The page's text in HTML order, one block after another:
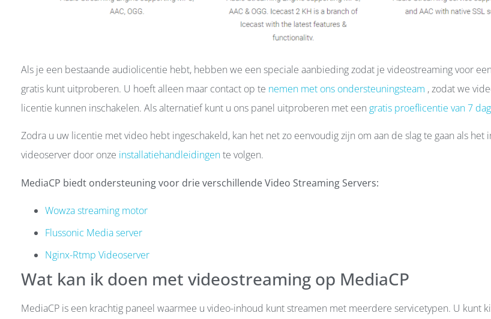
Als je een bestaande audiolicentie hebt, hebben we een speciale aanbieding zodat je videostreaming voor
gratis kunt uitproberen. U hoeft alleen maar contact op te nemen met ons ondersteuningsteam , zodat we
licentie kunnen inschakelen. Als alternatief kunt u ons panel uitproberen met een gratis proeflicentie van 7
Zodra u uw licentie met video hebt ingeschakeld, kan het net zo eenvoudig zijn om aan de slag te gaan als het
videoserver door onze installatiehandleidingente volgen.
MediaCP biedt ondersteuning voor drie verschillende Video Streaming Servers:
Wowza streaming motor
Flussonic Media server
Nginx-Rtmp Videoserver
Wat kan ik doen met videostreaming op MediaCP
MediaCP is een krachtig paneel waarmee u video-inhoud kunt streamen met meerdere servicetypen. U kunt